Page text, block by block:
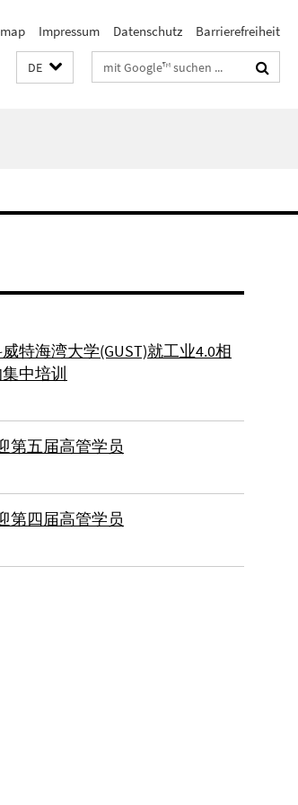
Impressum Datenschutz Barrierefreiheit
DE Suchbegriffe
特海湾大学(GUST)就工业4.0相
中培训
第五届高管学员
第四届高管学员